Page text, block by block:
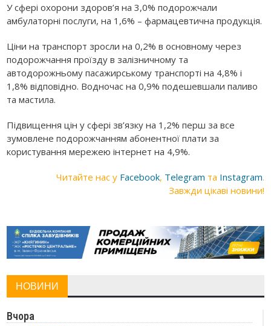
У сфері охорони здоров’я на 3,0% подорожчали
амбулаторні послуги, на 1,6% – фармацевтична продукція.
Ціни на транспорт зросли на 0,2% в основному через
подорожчання проїзду в залізничному та
автодорожньому пасажирському транспорті на 4,8% і
1,8% відповідно. Водночас на 0,9% подешевшали паливо
та мастила.
Підвищення цін у сфері зв’язку на 1,2% перш за все
зумовлене подорожчанням абонентної плати за
користування мережею інтернет на 4,9%.
Читайте нас у Facebook, Telegram та Instagram.
Завжди цікаві новини!
НОВИНИ
Вчора